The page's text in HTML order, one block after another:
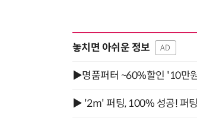
놓치면 아쉬운 정보 AD
▶명품퍼터 ~60%할인 '10만
▶ '2m' 퍼팅, 100% 성공! 퍼